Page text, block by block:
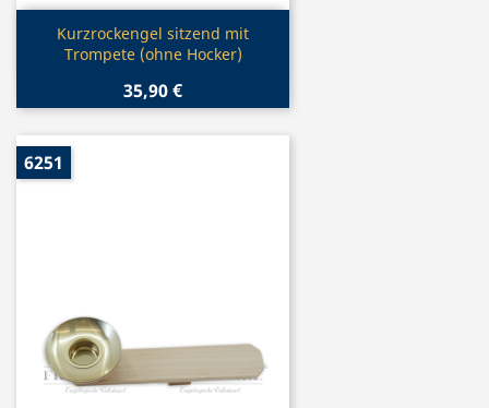
Vorschau
Kurzrockengel sitzend mit
Trompete (ohne Hocker)
35,90 €
6251